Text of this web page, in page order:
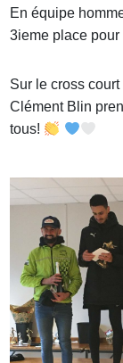
En équipe
3ieme place pour
Sur le cross
Clément Blin
tous!